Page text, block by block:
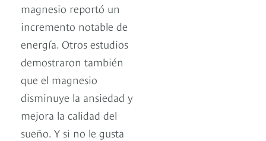
magnesio reportó un
incremento notable de
energía. Otros estudios
demostraron también
que el magnesio
disminuye la ansiedad y
mejora la calidad del
sueño. Y si no le gusta